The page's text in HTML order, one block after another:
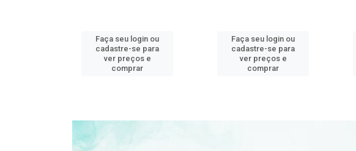
Faça seu login ou
cadastre-se para
ver preços e
comprar
Faça seu login ou
cadastre-se para
ver preços e
comprar